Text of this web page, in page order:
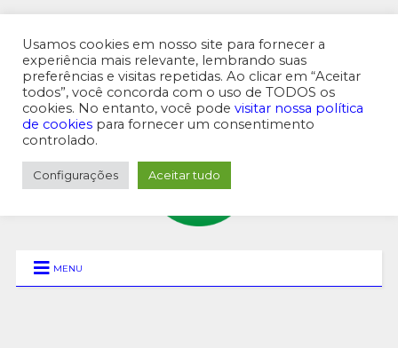
MENU SUPERIOR
MENU
Usamos cookies em nosso site para fornecer a
experiência mais relevante, lembrando suas
preferências e visitas repetidas. Ao clicar em “Aceitar
todos”, você concorda com o uso de TODOS os
cookies. No entanto, você pode visitar nossa política
de cookies para fornecer um consentimento
controlado.
Configurações Aceitar tudo